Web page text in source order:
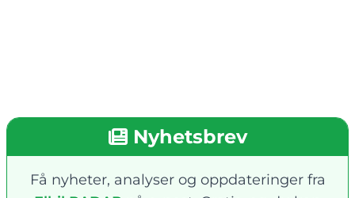
Nyhetsbrev
Få nyheter, analyser og oppdateringer fra